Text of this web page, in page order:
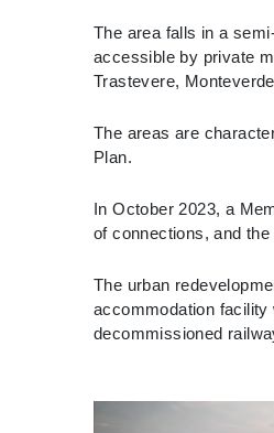
The area falls in a
accessible by private
Trastevere,
The areas are
Plan.
In October 2023, a
of connections, and
The urban
accommodation
decommissioned